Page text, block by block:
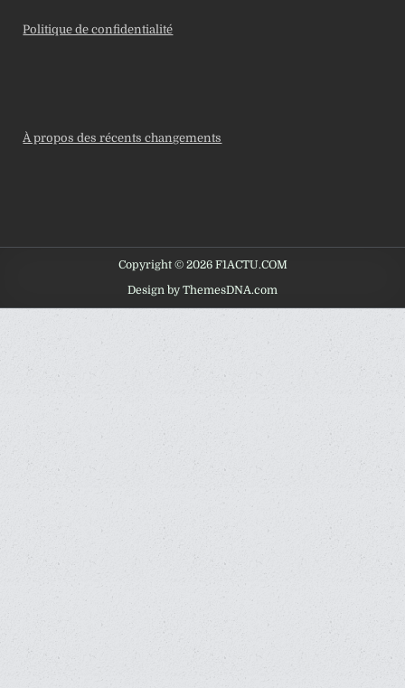
Politique de confidentialité
À propos des récents changements
Copyright © 2026 F1ACTU.COM
Design by ThemesDNA.com